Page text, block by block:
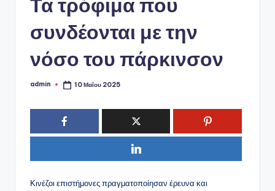
συνδέονται με την
νόσο του πάρκινσον
Συγγραφέας:
admin 10 Μαΐου 2025
Κινέζοι επιστήμονες πραγματοποίησαν έρευνα και